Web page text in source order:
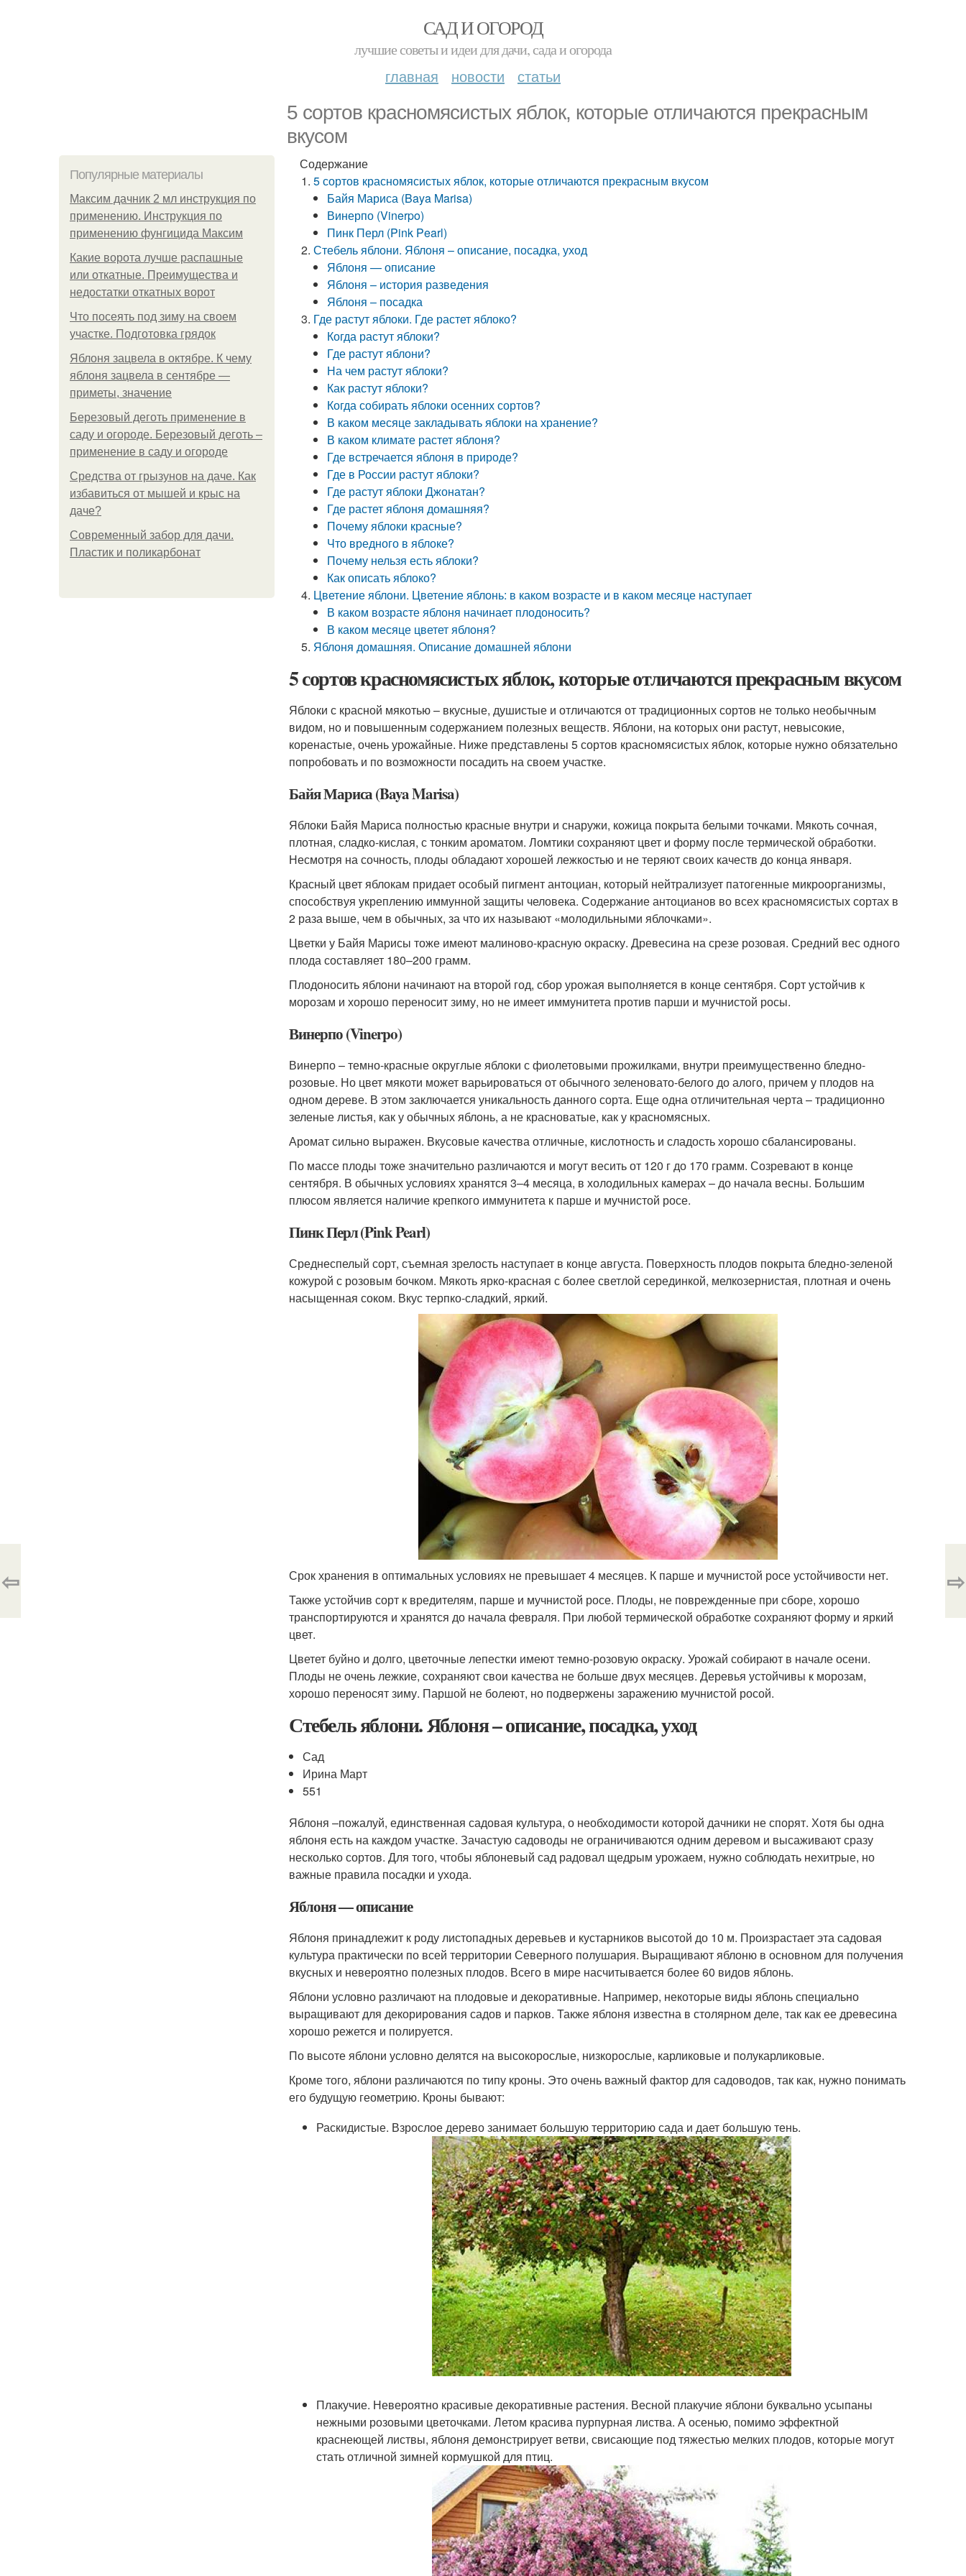
САД И ОГОРОД
лучшие советы и идеи для дачи, сада и огорода
главная новости статьи
5 сортов красномясистых яблок, которые отличаются прекрасным
вкусом
Популярные материалы
Максим дачник 2 мл инструкция по
применению. Инструкция по
применению фунгицида Максим
Какие ворота лучше распашные
или откатные. Преимущества и
недостатки откатных ворот
Что посеять под зиму на своем
участке. Подготовка грядок
Яблоня зацвела в октябре. К чему
яблоня зацвела в сентябре —
приметы, значение
Березовый деготь применение в
саду и огороде. Березовый деготь –
применение в саду и огороде
Средства от грызунов на даче. Как
избавиться от мышей и крыс на
даче?
Современный забор для дачи.
Пластик и поликарбонат
Содержание
5 сортов красномясистых яблок, которые отличаются прекрасным вкусом
Байя Мариса (Baya Marisa)
Винерпо (Vinerpo)
Пинк Перл (Pink Pearl)
Стебель яблони. Яблоня – описание, посадка, уход
Яблоня — описание
Яблоня – история разведения
Яблоня – посадка
Где растут яблоки. Где растет яблоко?
Когда растут яблоки?
Где растут яблони?
На чем растут яблоки?
Как растут яблоки?
Когда собирать яблоки осенних сортов?
В каком месяце закладывать яблоки на хранение?
В каком климате растет яблоня?
Где встречается яблоня в природе?
Где в России растут яблоки?
Где растут яблоки Джонатан?
Где растет яблоня домашняя?
Почему яблоки красные?
Что вредного в яблоке?
Почему нельзя есть яблоки?
Как описать яблоко?
Цветение яблони. Цветение яблонь: в каком возрасте и в каком месяце наступает
В каком возрасте яблоня начинает плодоносить?
В каком месяце цветет яблоня?
Яблоня домашняя. Описание домашней яблони
5 сортов красномясистых яблок, которые отличаются прекрасным вкусом
Яблоки с красной мякотью – вкусные, душистые и отличаются от традиционных сортов не только необычным
видом, но и повышенным содержанием полезных веществ. Яблони, на которых они растут, невысокие,
коренастые, очень урожайные. Ниже представлены 5 сортов красномясистых яблок, которые нужно обязательно
попробовать и по возможности посадить на своем участке.
Байя Мариса (Baya Marisa)
Яблоки Байя Мариса полностью красные внутри и снаружи, кожица покрыта белыми точками. Мякоть сочная,
плотная, сладко-кислая, с тонким ароматом. Ломтики сохраняют цвет и форму после термической обработки.
Несмотря на сочность, плоды обладают хорошей лежкостью и не теряют своих качеств до конца января.
Красный цвет яблокам придает особый пигмент антоциан, который нейтрализует патогенные микроорганизмы,
способствуя укреплению иммунной защиты человека. Содержание антоцианов во всех красномясистых сортах в
2 раза выше, чем в обычных, за что их называют «молодильными яблочками».
Цветки у Байя Марисы тоже имеют малиново-красную окраску. Древесина на срезе розовая. Средний вес одного
плода составляет 180–200 грамм.
Плодоносить яблони начинают на второй год, сбор урожая выполняется в конце сентября. Сорт устойчив к
морозам и хорошо переносит зиму, но не имеет иммунитета против парши и мучнистой росы.
Винерпо (Vinerpo)
Винерпо – темно-красные округлые яблоки с фиолетовыми прожилками, внутри преимущественно бледно-
розовые. Но цвет мякоти может варьироваться от обычного зеленовато-белого до алого, причем у плодов на
одном дереве. В этом заключается уникальность данного сорта. Еще одна отличительная черта – традиционно
зеленые листья, как у обычных яблонь, а не красноватые, как у красномясных.
Аромат сильно выражен. Вкусовые качества отличные, кислотность и сладость хорошо сбалансированы.
По массе плоды тоже значительно различаются и могут весить от 120 г до 170 грамм. Созревают в конце
сентября. В обычных условиях хранятся 3–4 месяца, в холодильных камерах – до начала весны. Большим
плюсом является наличие крепкого иммунитета к парше и мучнистой росе.
Пинк Перл (Pink Pearl)
Среднеспелый сорт, съемная зрелость наступает в конце августа. Поверхность плодов покрыта бледно-зеленой
кожурой с розовым бочком. Мякоть ярко-красная с более светлой серединкой, мелкозернистая, плотная и очень
насыщенная соком. Вкус терпко-сладкий, яркий.
Срок хранения в оптимальных условиях не превышает 4 месяцев. К парше и мучнистой росе устойчивости нет.
Также устойчив сорт к вредителям, парше и мучнистой росе. Плоды, не поврежденные при сборе, хорошо
транспортируются и хранятся до начала февраля. При любой термической обработке сохраняют форму и яркий
цвет.
Цветет буйно и долго, цветочные лепестки имеют темно-розовую окраску. Урожай собирают в начале осени.
Плоды не очень лежкие, сохраняют свои качества не больше двух месяцев. Деревья устойчивы к морозам,
хорошо переносят зиму. Паршой не болеют, но подвержены заражению мучнистой росой.
Стебель яблони. Яблоня – описание, посадка, уход
Сад
Ирина Март
551
Яблоня –пожалуй, единственная садовая культура, о необходимости которой дачники не спорят. Хотя бы одна
яблоня есть на каждом участке. Зачастую садоводы не ограничиваются одним деревом и высаживают сразу
несколько сортов. Для того, чтобы яблоневый сад радовал щедрым урожаем, нужно соблюдать нехитрые, но
важные правила посадки и ухода.
Яблоня — описание
Яблоня принадлежит к роду листопадных деревьев и кустарников высотой до 10 м. Произрастает эта садовая
культура практически по всей территории Северного полушария. Выращивают яблоню в основном для получения
вкусных и невероятно полезных плодов. Всего в мире насчитывается более 60 видов яблонь.
Яблони условно различают на плодовые и декоративные. Например, некоторые виды яблонь специально
выращивают для декорирования садов и парков. Также яблоня известна в столярном деле, так как ее древесина
хорошо режется и полируется.
По высоте яблони условно делятся на высокорослые, низкорослые, карликовые и полукарликовые.
Кроме того, яблони различаются по типу кроны. Это очень важный фактор для садоводов, так как, нужно понимать
его будущую геометрию. Кроны бывают:
Раскидистые. Взрослое дерево занимает большую территорию сада и дает большую тень.
Плакучие. Невероятно красивые декоративные растения. Весной плакучие яблони буквально усыпаны
нежными розовыми цветочками. Летом красива пурпурная листва. А осенью, помимо эффектной
краснеющей листвы, яблоня демонстрирует ветви, свисающие под тяжестью мелких плодов, которые могут
стать отличной зимней кормушкой для птиц.
⇦ ⇨